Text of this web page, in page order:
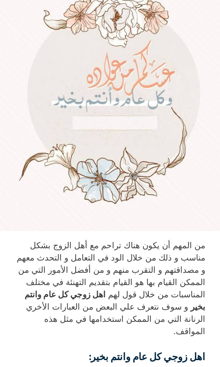
من المهم أن يكون هناك تراحم مع أهل الزوج بشكل
مناسب و ذلك من خلال الود في التعامل و التحدث معهم
و مصداقتهم و التقرب منهم و من أفضل الأمور التي من
الممكن القيام بها هو القيام بتقديم التهنئة في مختلف
المناسبات من خلال قول لهم اهل زوجي كل عام وانتم
بخير و سوف نتعرف علي البعض من العبارات الأخري
الرنانة التي من الممكن استخدامها في مثل هذه
المواقف.
اهل زوجي كل عام وانتم بخير: